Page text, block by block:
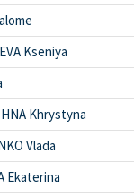
Kseniya
Khrystyna
Vlada
Ekaterina